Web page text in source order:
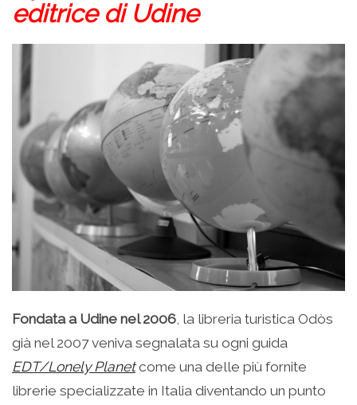
editrice di Udine
Fondata a Udine nel 2006 , la libreria turistica Odòs
già nel 2007 veniva segnalata su ogni guida
EDT/Lonely Planetcome una delle più fornite
librerie specializzate in Italia diventando un punto